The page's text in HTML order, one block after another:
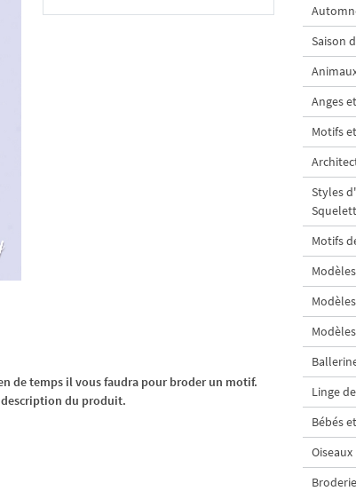
Dans le panier
de temps il vous faudra pour broder un motif.
du produit.
Saison
Anges
Motifs
Styles
Motifs
Linge
Bébés
Oiseaux